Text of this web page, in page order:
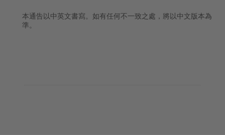
本通告以中英文書寫。如有任何不一致之處，將以中文版本為
準。